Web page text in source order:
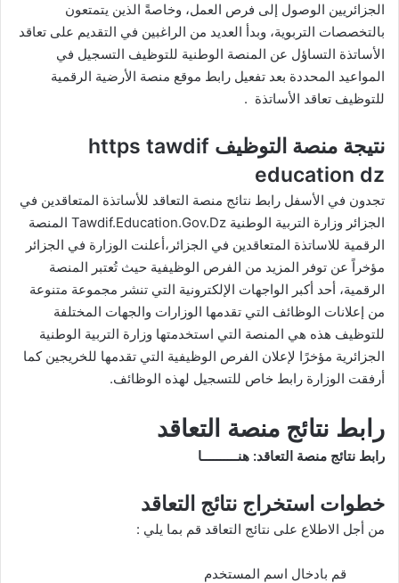
الجزائريين الوصول إلى فرص العمل، وخاصةً الذين يتمتعون
بالتخصصات التربوية، وبدأ العديد من الراغبين في التقديم على تعاقد
الأساتذة التساؤل عن المنصة الوطنية للتوظيف التسجيل في
المواعيد المحددة بعد تفعيل رابط موقع منصة الأرضية الرقمية
للتوظيف تعاقد الأساتذة .
نتيجة منصة التوظيف https tawdif
education dz
تجدون في الأسفل رابط نتائج منصة التعاقد للأساتذة المتعاقدين في
الجزائر وزارة التربية الوطنية Tawdif.Education.Gov.Dz المنصة
الرقمية للاساتذة المتعاقدين في الجزائر،أعلنت الوزارة في الجزائر
مؤخراً عن توفر المزيد من الفرص الوظيفية حيث تُعتبر المنصة
الرقمية، أحد أكبر الواجهات الإلكترونية التي تنشر مجموعة متنوعة
من إعلانات الوظائف التي تقدمها الوزارات والجهات المختلفة
للتوظيف هذه هي المنصة التي استخدمتها وزارة التربية الوطنية
الجزائرية مؤخرًا لإعلان الفرص الوظيفية التي تقدمها للخريجين كما
أرفقت الوزارة رابط خاص للتسجيل لهذه الوظائف.
رابط نتائج منصة التعاقد
رابط نتائج منصة التعاقد:هنــــــــــا
خطوات استخراج نتائج التعاقد
من أجل الاطلاع على نتائج التعاقد قم بما يلي :
قم بادخال اسم المستخدم